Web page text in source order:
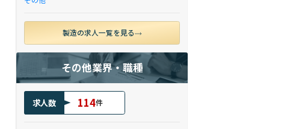
製造の求人一覧を見る
その他業界・職種
求人数 114件